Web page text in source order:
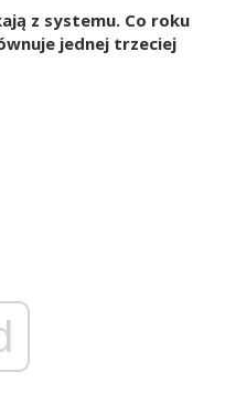
z systemu. Co roku
jednej trzeciej